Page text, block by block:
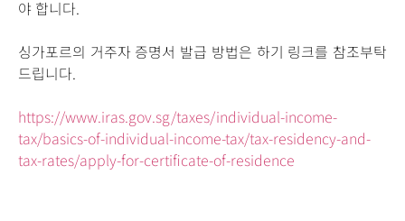
야 합니다.
싱가포르의 거주자 증명서 발급 방법은 하기 링크를 참조부탁
드립니다.
https://www.iras.gov.sg/taxes/individual-income-
tax/basics-of-individual-income-tax/tax-residency-and-
tax-rates/apply-for-certificate-of-residence